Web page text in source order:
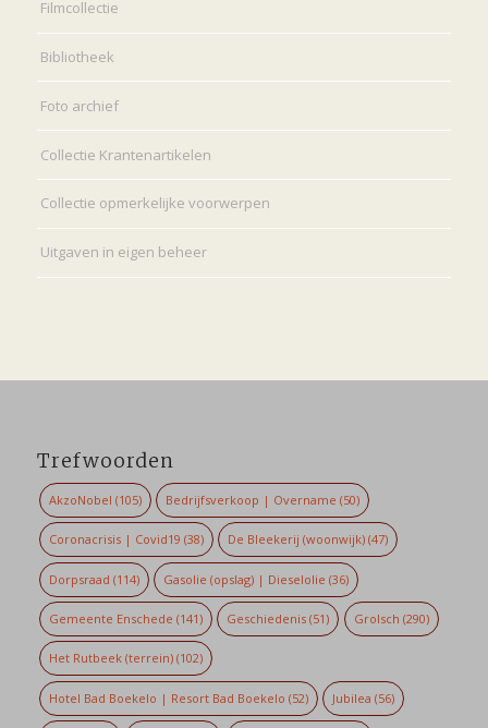
Filmcollectie
Bibliotheek
Foto archief
Collectie Krantenartikelen
Collectie opmerkelijke voorwerpen
Uitgaven in eigen beheer
Trefwoorden
AkzoNobel (105) Bedrijfsverkoop | Overname (50)
Coronacrisis | Covid19 (38) De Bleekerij (woonwijk) (47)
Dorpsraad (114) Gasolie (opslag) | Dieselolie (36)
Gemeente Enschede (141) Geschiedenis (51) Grolsch (290)
Het Rutbeek (terrein)(102)
Hotel Bad Boekelo | Resort Bad Boekelo (52) Jubilea (56)